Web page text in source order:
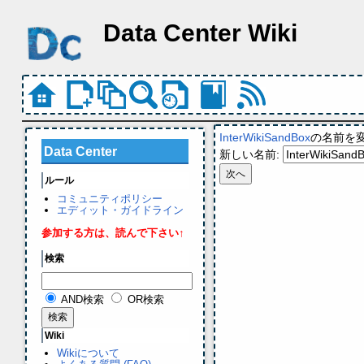
Data Center Wiki
Data Center
ルール
コミュニティポリシー
エディット・ガイドライン
参加する方は、読んで下さい↑
検索
AND検索 OR検索
Wiki
Wikiについて
InterWikiSandBoxの名前を
新しい名前: